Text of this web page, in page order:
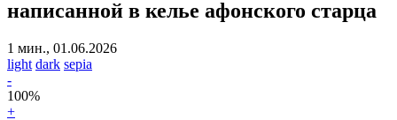
написанной в келье афонского старца
1 мин., 01.06.2026
light dark sepia
-
100%
+